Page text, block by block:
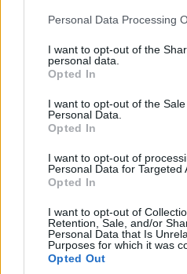
Please note that this website/
not limited to your visit or usage
grant or deny consent to
use your data for below
consent section.
Personal Data Processing
I want to opt-out of the
personal data.
Opted In
I want to opt-out of the
Personal Data.
Opted In
I want to opt-out of
Personal Data for Targeted
Opted In
I want to opt-out of
Retention, Sale, and/or
Personal Data that Is
Purposes for which it was
Opted Out